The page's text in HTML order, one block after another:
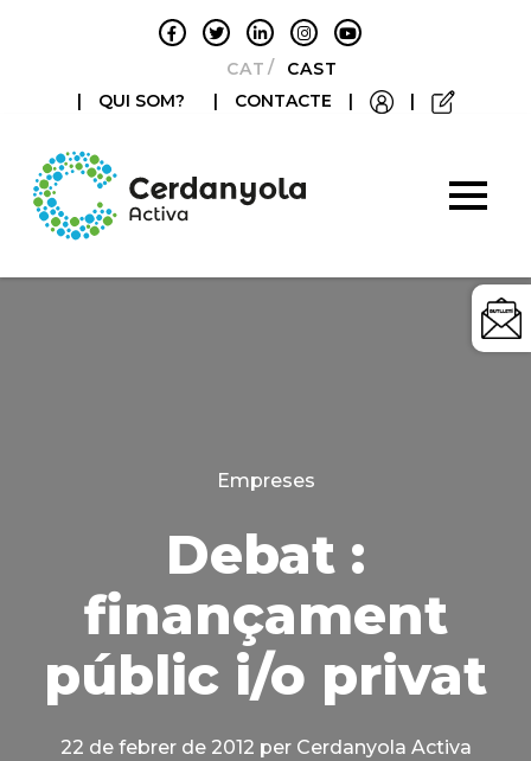
CATALÀCASTELLANO
|
QUI SOM? | CONTACTE | |
Categories
Empreses
Debat :
finançament
públic i/o privat
22 de febrer de 2012 per Cerdanyola Activa